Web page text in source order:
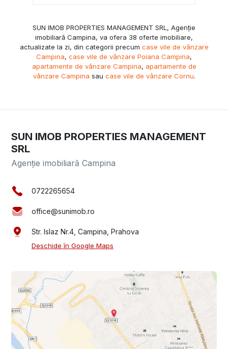
SUN IMOB PROPERTIES MANAGEMENT SRL, Agenție
imobiliară Campina, va ofera 38 oferte imobiliare,
actualizate la zi, din categorii precum case vile de vânzare
Campina, case vile de vânzare Poiana Campina,
apartamente de vânzare Campina, apartamente de
vânzare Campina sau case vile de vânzare Cornu.
SUN IMOB PROPERTIES MANAGEMENT
SRL
Agenție imobiliară Campina
0722265654
office@sunimob.ro
Str. Islaz Nr.4, Campina, Prahova
Deschide în Google Maps